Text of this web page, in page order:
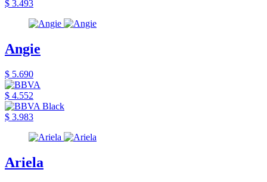
$ 3.493
Angie
$ 5.690
$ 4.552
$ 3.983
Ariela